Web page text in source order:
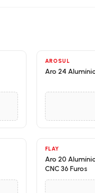
AROSUL
Aro 24
FLAY
Aro 20
CNC 36 Furos